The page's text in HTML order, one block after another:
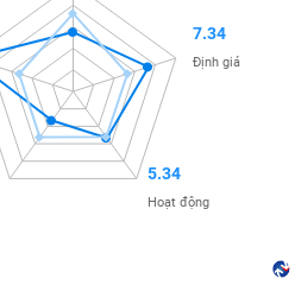
7.34
Định giá
5.34
Hoạt động